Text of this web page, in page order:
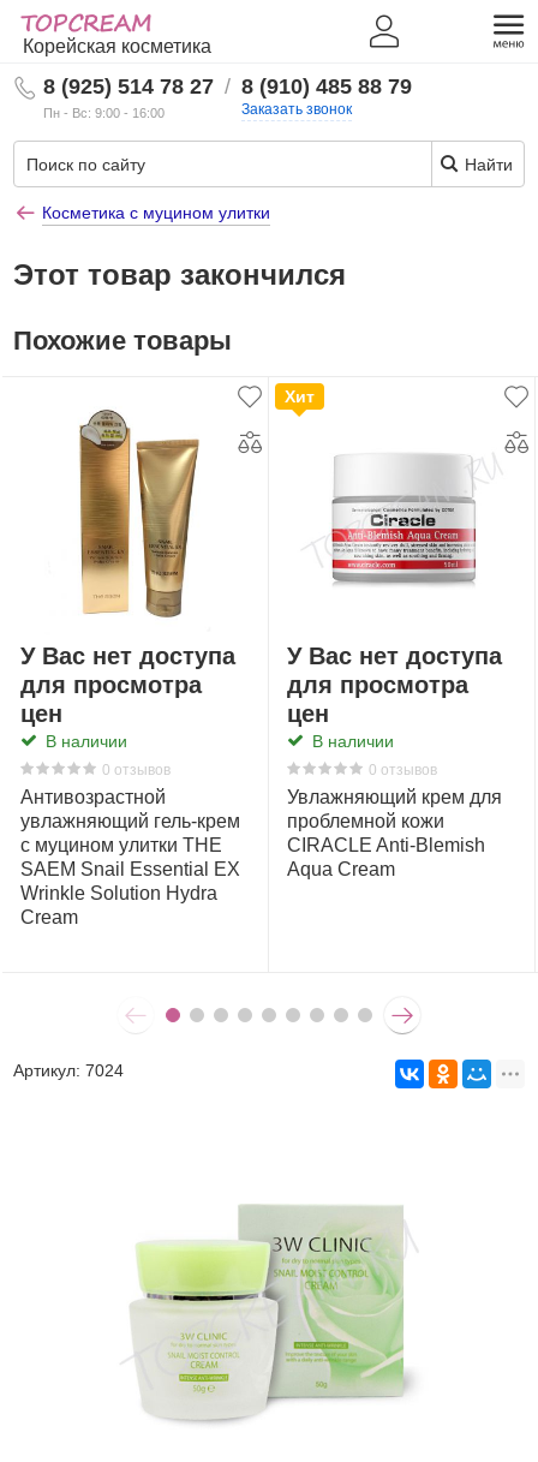
Корейская косметика
8 (925) 514 78 27
Пн - Вс: 9:00 - 16:00
/ 8 (910) 485 88 79
Заказать звонок
Найти
Косметика с муцином улитки
Этот товар закончился
Похожие товары
У Вас нет доступа
для просмотра
цен
В наличии
0 отзывов
Антивозрастной
увлажняющий гель-крем
с муцином улитки THE
SAEM Snail Essential EX
Wrinkle Solution Hydra
Cream
Хит
У Вас нет доступа
для просмотра
цен
В наличии
0 отзывов
Увлажняющий крем для
проблемной кожи
CIRACLE Anti-Blemish
Aqua Cream
Артикул:7024